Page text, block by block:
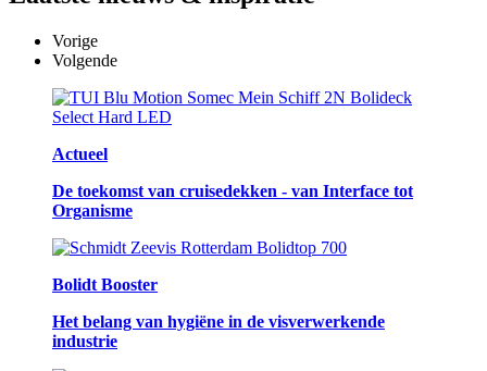
Vorige
Volgende
Actueel
De toekomst van cruisedekken - van Interface tot
Organisme
Bolidt Booster
Het belang van hygiëne in de visverwerkende
industrie